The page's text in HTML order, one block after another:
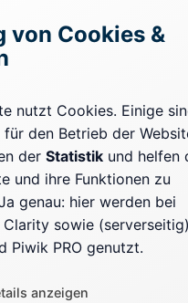
von Cookies &
nutzt Cookies. Einige
für den Betrieb der
der Statistik und helfen
und ihre Funktionen zu
genau: hier werden bei
Clarity sowie
Piwik PRO genutzt.
anzeigen